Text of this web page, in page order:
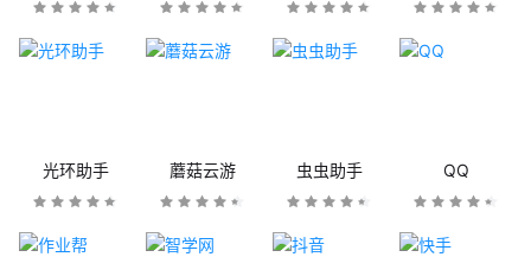
光环助手 蘑菇云游 虫虫助手 QQ